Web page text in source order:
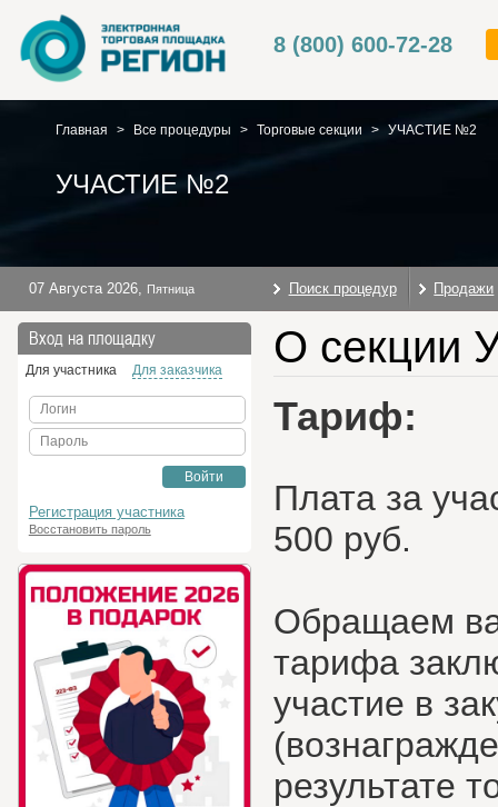
8 (800) 600-72-28
Главная > Все процедуры > Торговые секции > УЧАСТИЕ №2
УЧАСТИЕ №2
07 Августа 2026, Пятница Поиск процедур Продажи
Вход на площадку
Для участника Для заказчика
Логин
Пароль
Войти
Регистрация участника
Восстановить пароль
О
Тариф:
Плата за
500 руб.
Обращаем
тарифа
участие в
результате